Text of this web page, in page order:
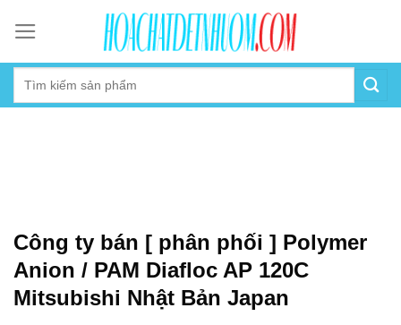
content
Công ty bán [ phân phối ] Polymer
Anion / PAM Diafloc AP 120C
Mitsubishi Nhật Bản Japan